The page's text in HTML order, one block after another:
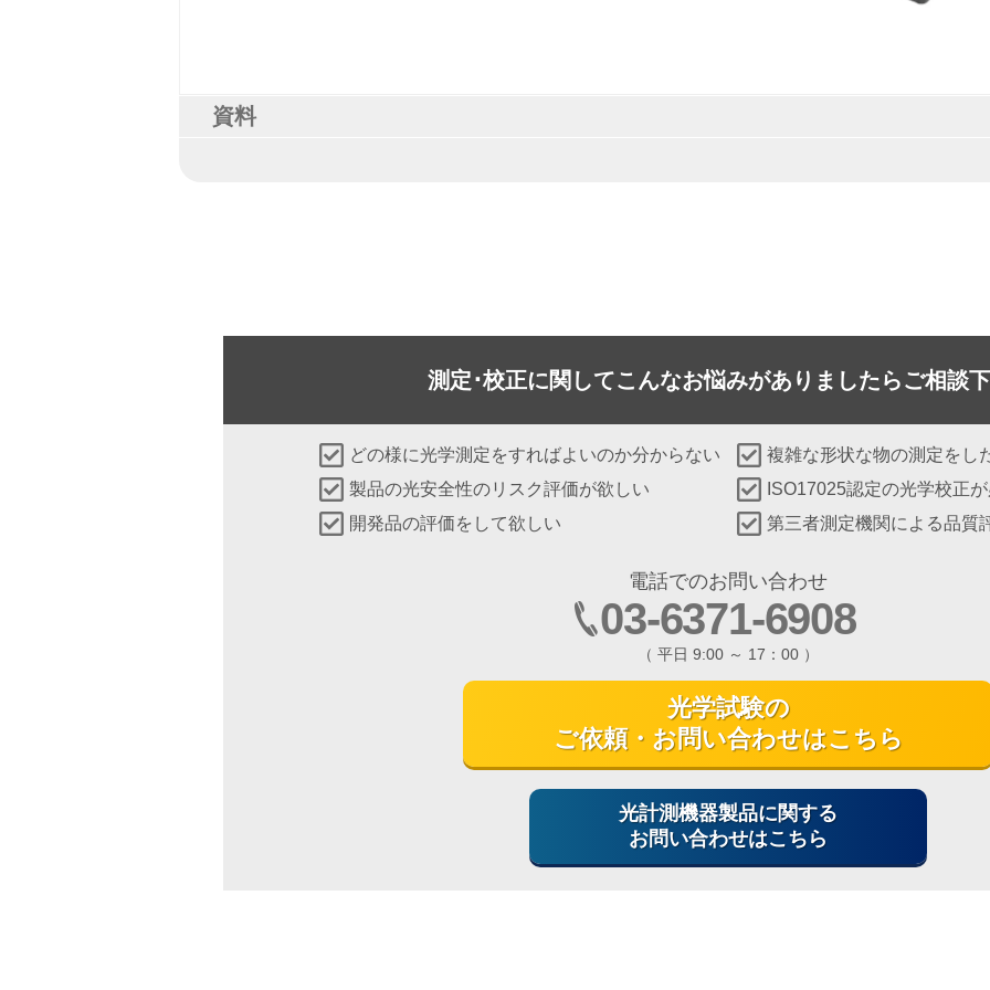
資料
測定･校正に関してこんなお悩みがありましたらご相談下
どの様に光学測定をすればよいのか分からない
複雑な形状な物の測定をし
製品の光安全性のリスク評価が欲しい
ISO17025認定の光学校正
開発品の評価をして欲しい
第三者測定機関による品質
電話でのお問い合わせ
03-6371-6908
（ 平日 9:00 ～ 17：00 ）
光学試験の
ご依頼・お問い合わせはこちら
光計測機器製品に関する
お問い合わせはこちら